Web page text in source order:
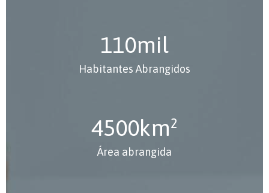
110mil
Habitantes Abrangidos
4500km²
Área abrangida